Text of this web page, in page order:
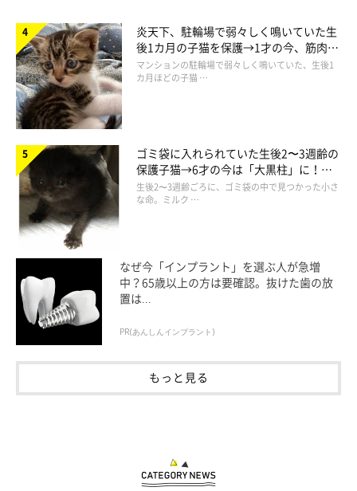
炎天下、駐輪場で弱々しく鳴いていた生
後1カ月の子猫を保護→1才の今、筋肉質
でツンデレなコに成長
マンションの駐輪場で弱々しく鳴いていた、生後1
カ月ほどの子猫 …
ゴミ袋に入れられていた生後2〜3週齢の
保護子猫→6才の今は「大黒柱」に！
美しい黒猫に成長した姿にグッとくる
生後2〜3週齢ごろに、ゴミ袋の中で見つかった小さ
な命。ミルク …
なぜ今「インプラント」を選ぶ人が急増
中？65歳以上の方は要確認。抜けた歯の放
置は...
PR(あんしんインプラント)
もっと見る